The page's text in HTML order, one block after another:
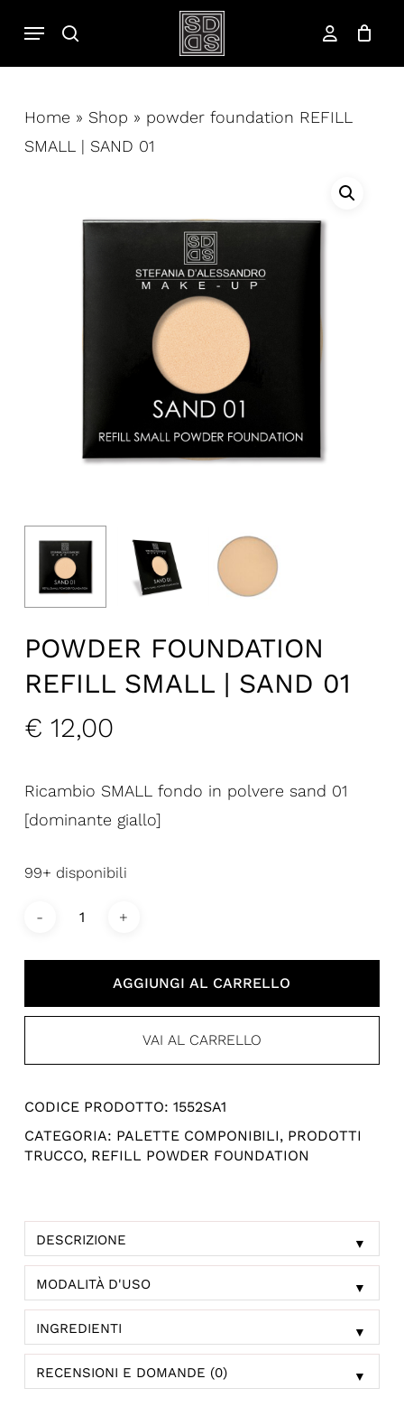
contenuto
cerca account
Menu
Home » Shop » powder foundation REFILL
SMALL | SAND 01
POWDER FOUNDATION
REFILL SMALL | SAND 01
€ 12,00
Ricambio SMALL fondo in polvere sand 01
[dominante giallo]
99+ disponibili
AGGIUNGI AL CARRELLO
VAI AL CARRELLO
CODICE PRODOTTO: 1552SA1
CATEGORIA: PALETTE COMPONIBILI, PRODOTTI
TRUCCO, REFILL POWDER FOUNDATION
DESCRIZIONE ▼
MODALITÀ D'USO ▼
INGREDIENTI ▼
RECENSIONI E DOMANDE (0) ▼